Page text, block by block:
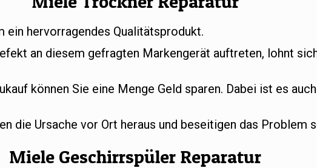
ein hervorragendes Qualitätsprodukt.
an diesem gefragten Markengerät auftreten, lohnt
können Sie eine Menge Geld sparen. Dabei ist es
die Ursache vor Ort heraus und beseitigen das Problem
Miele Geschirrspüler Reparatur